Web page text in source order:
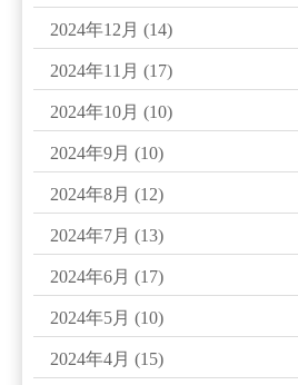
2024年12月 (14)
2024年11月 (17)
2024年10月 (10)
2024年9月 (10)
2024年8月 (12)
2024年7月 (13)
2024年6月 (17)
2024年5月 (10)
2024年4月 (15)